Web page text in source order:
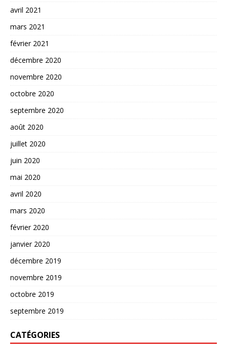
avril 2021
mars 2021
février 2021
décembre 2020
novembre 2020
octobre 2020
septembre 2020
août 2020
juillet 2020
juin 2020
mai 2020
avril 2020
mars 2020
février 2020
janvier 2020
décembre 2019
novembre 2019
octobre 2019
septembre 2019
CATÉGORIES